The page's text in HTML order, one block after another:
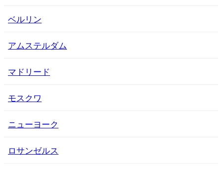
ベルリン
アムステルダム
マドリード
モスクワ
ニューヨーク
ロサンゼルス